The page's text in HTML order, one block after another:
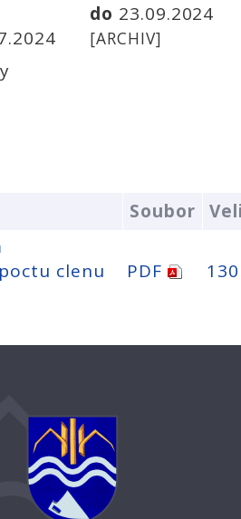
do 23.09.2024
[ARCHIV]
Soubor
clenu
PDF